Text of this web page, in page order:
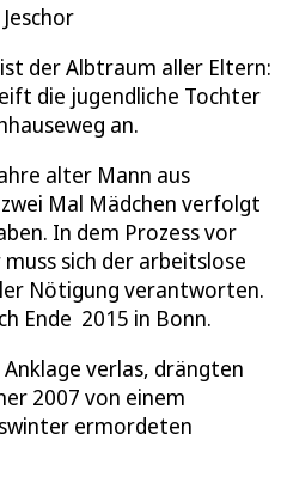
ist der Albtraum aller Eltern:
die jugendliche Tochter
an.
alter Mann aus
Mal Mädchen verfolgt
In dem Prozess vor
sich der arbeitslose
Nötigung verantworten.
Ende 2015 in Bonn.
verlas, drängten
2007 von einem
ermordeten